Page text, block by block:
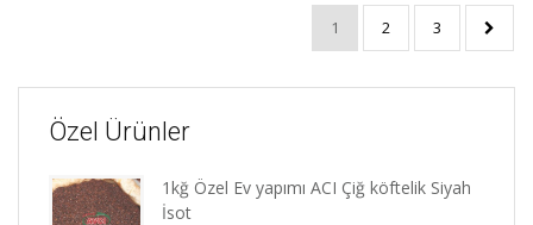
1 2 3
Özel Ürünler
1kğ Özel Ev yapımı ACI Çiğ köftelik Siyah
İsot